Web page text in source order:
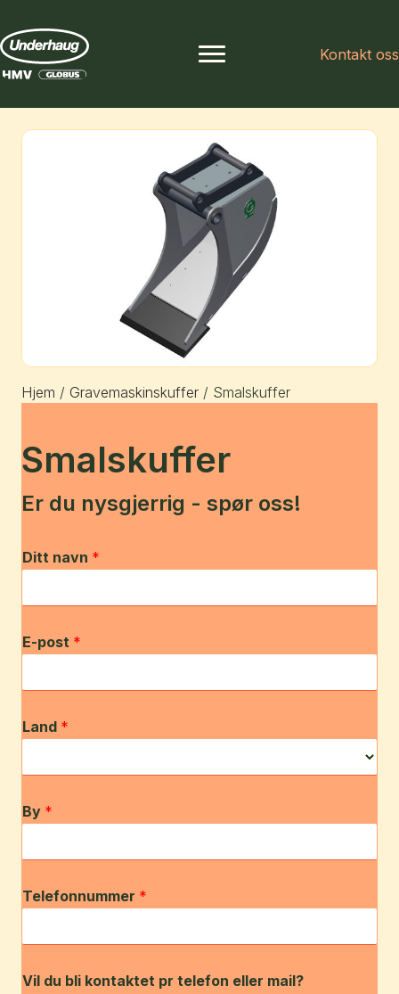
Kontakt oss
Hjem / Gravemaskinskuffer / Smalskuffer
Smalskuffer
Er du nysgjerrig - spør oss!
Ditt navn *
E-post *
Land *
By *
Telefonnummer *
Vil du bli kontaktet pr telefon eller mail?